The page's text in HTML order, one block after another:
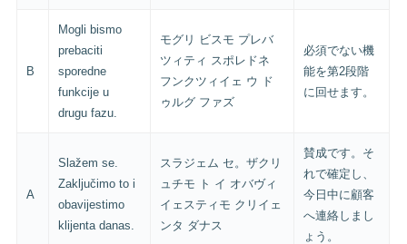
B
Mogli bismo
prebaciti
sporedne
funkcije u
drugu fazu.
モグリ ビスモ プレバ
ツィティ スポレドネ
フンクツィイェ ウ ド
ゥルグ ファズ
必須でない機
能を第2段階
に回せます。
A
Slažem se.
Zaključimo to i
obavijestimo
klijenta danas.
スラジェム セ。ザクリ
ュチモ ト イ オバヴィ
イェスティモ クリイェ
ンタ ダナス
賛成です。そ
れで確定し、
今日中に顧客
へ連絡しまし
ょう。